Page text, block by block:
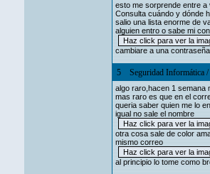
esto me sorprende entre
Consulta cuándo y dónde
salio una lista enorme de
alguien entro o sabe mi
cambiare a una
5 Seguridad Informática /
algo raro,hacen 1 semana
mas raro es que en el
queria saber quien me lo
igual no sale el nombre
otra cosa sale de color
mismo correo
al principio lo tome como